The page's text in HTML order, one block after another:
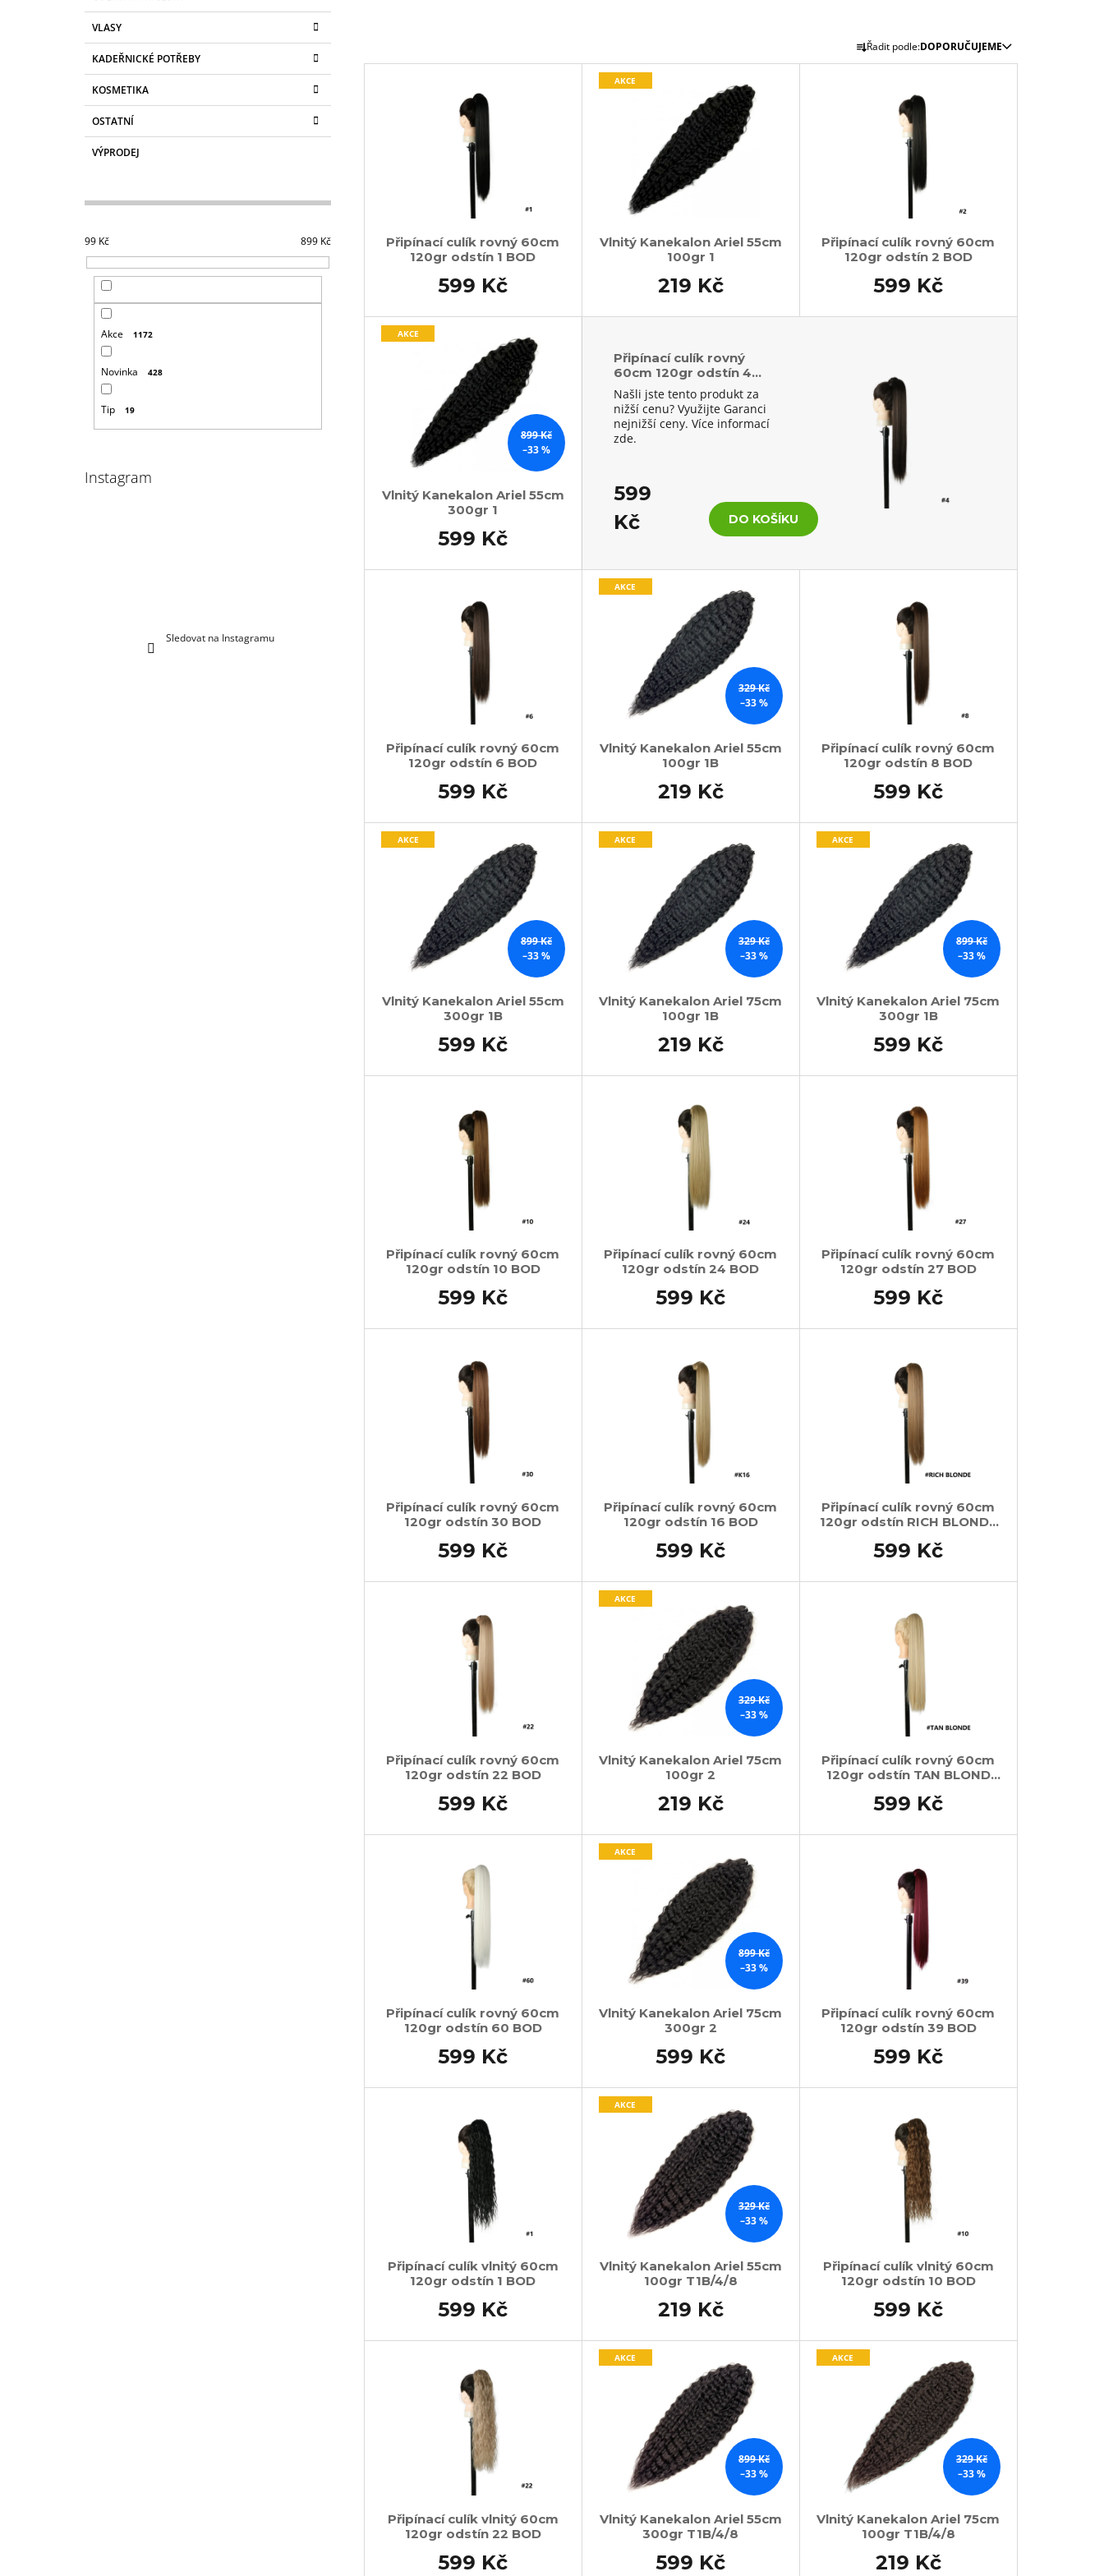
g
r
e
VLASY
KADEŘNICKÉ POTŘEBY
KOSMETIKA
OSTATNÍ
VÝPRODEJ
99 Kč 899 Kč
Akce 1172
Novinka 428
Tip 19
Instagram
Sledovat na Instagramu
Ř
a
d
u
ů
Řadit podle:DOPORUČUJEME
V
Připínací culík rovný 60cm
120gr odstín 1 BOD
599 Kč
AKCE
Vlnitý Kanekalon Ariel 55cm
100gr 1
219 Kč
Připínací culík rovný 60cm
120gr odstín 2 BOD
599 Kč
899 Kč
–33 %
AKCE
Vlnitý Kanekalon Ariel 55cm
300gr 1
599 Kč
Připínací culík rovný
60cm 120gr odstín 4
BOD
Našli jste tento produkt za
nižší cenu? Využijte Garanci
nejnižší ceny. Více informací
zde.
599
Kč
DO KOŠÍKU
Připínací culík rovný 60cm
120gr odstín 6 BOD
599 Kč
329 Kč
–33 %
AKCE
Vlnitý Kanekalon Ariel 55cm
100gr 1B
219 Kč
Připínací culík rovný 60cm
120gr odstín 8 BOD
599 Kč
899 Kč
–33 %
AKCE
Vlnitý Kanekalon Ariel 55cm
300gr 1B
599 Kč
329 Kč
–33 %
AKCE
Vlnitý Kanekalon Ariel 75cm
100gr 1B
219 Kč
899 Kč
–33 %
AKCE
Vlnitý Kanekalon Ariel 75cm
300gr 1B
599 Kč
Připínací culík rovný 60cm
120gr odstín 10 BOD
599 Kč
Připínací culík rovný 60cm
120gr odstín 24 BOD
599 Kč
Připínací culík rovný 60cm
120gr odstín 27 BOD
599 Kč
Připínací culík rovný 60cm
120gr odstín 30 BOD
599 Kč
Připínací culík rovný 60cm
120gr odstín 16 BOD
599 Kč
Připínací culík rovný 60cm
120gr odstín RICH BLONDE
599 Kč
Připínací culík rovný 60cm
120gr odstín 22 BOD
599 Kč
329 Kč
–33 %
AKCE
Vlnitý Kanekalon Ariel 75cm
100gr 2
219 Kč
Připínací culík rovný 60cm
120gr odstín TAN BLOND
599 Kč
Připínací culík rovný 60cm
120gr odstín 60 BOD
599 Kč
899 Kč
–33 %
AKCE
Vlnitý Kanekalon Ariel 75cm
300gr 2
599 Kč
Připínací culík rovný 60cm
120gr odstín 39 BOD
599 Kč
Připínací culík vlnitý 60cm
120gr odstín 1 BOD
599 Kč
329 Kč
–33 %
AKCE
Vlnitý Kanekalon Ariel 55cm
100gr T1B/4/8
219 Kč
Připínací culík vlnitý 60cm
120gr odstín 10 BOD
599 Kč
Připínací culík vlnitý 60cm
120gr odstín 22 BOD
599 Kč
899 Kč
–33 %
AKCE
Vlnitý Kanekalon Ariel 55cm
300gr T1B/4/8
599 Kč
329 Kč
–33 %
AKCE
Vlnitý Kanekalon Ariel 75cm
100gr T1B/4/8
219 Kč
99 Kč